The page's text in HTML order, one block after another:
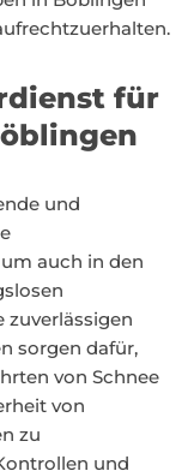
für
und
auch in den
zuverlässigen
sorgen dafür,
von Schnee
von
zu
und